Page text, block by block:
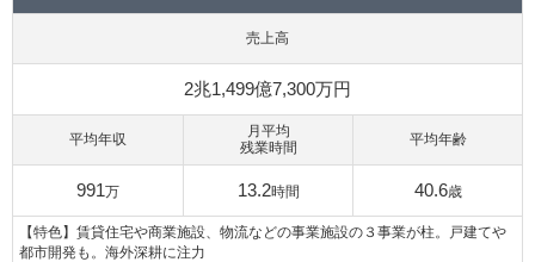
売上高
2兆1,499億7,300万円
平均年収
991万
月平均
残業時間
13.2時間
平均年齢
40.6歳
【特色】賃貸住宅や商業施設、物流などの事業施設の３事業が柱。戸建てや
都市開発も。海外深耕に注力